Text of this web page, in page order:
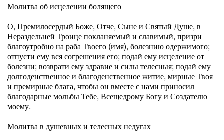
Молитва об исцелении болящего
О, Премилосердый Боже, Отче, Сыне и Святый Душе, в
Нераздельней Троице покланяемый и славимый, призри
благоутробно на раба Твоего (имя), болезнию одержимого;
отпусти ему вся согрешения его; подай ему исцеление от
болезни; возврати ему здравие и силы телесныя; подай ему
долгоденственное и благоденственное житие, мирные Твоя
и премирные блага, чтобы он вместе с нами приносил
благодарные мольбы Тебе, Всещедрому Богу и Создателю
моему.
Молитва в душевных и телесных недугах